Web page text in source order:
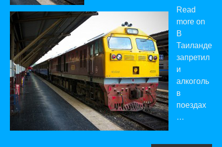
Read
more on
В
Таиланде
запретил
и
алкоголь
в
поездах
…